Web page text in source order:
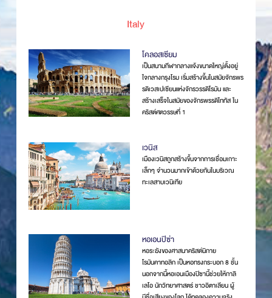
Italy
โคลอสเซียม
เป็นสนามกีฬากลางแจ้งขนาดใหญ่ตั้งอยู่
ใจกลางกรุงโรม เริ่มสร้างขึ้นในสมัยจักรพร
รดิเวสเปเซียนแห่งจักรวรรดิโรมัน และ
สร้างเสร็จในสมัยของจักรพรรดิไททัส ใน
คริสต์ศตวรรษที่ 1
เวนิส
เมืองเวนิสถูกสร้างขึ้นจากการเชื่อมเกาะ
เล็กๆ จำนวนมากเข้าด้วยกันในบริเวณ
ทะเลสาบเวนิเทีย
หอเอนปิซ่า
หอระฆังของศาสนาคริสต์นิกาย
โรมันคาทอลิก เป็นหอทรงกระบอก 8 ชั้น
นอกจากนี้หอเอนเมืองปิซานี้ช่วยให้กาลิ
เลโอ นักวิทยาศาสตร์ ชาวอิตาเลียน ผู้